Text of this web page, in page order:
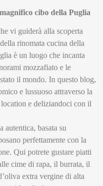
cibo della Puglia
vi guiderà alla scoperta
rinomata cucina della
è un luogo che incanta
mozzafiato e le
il mondo. In questo blog,
e lussuoso attraverso la
e deliziandoci con il
autentica, basata su
perfettamente con la
Qui potrete gustare piatti
cime di rapa, il burrata, il
extra vergine di alta